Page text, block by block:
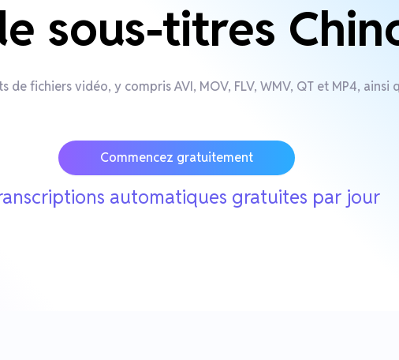
sous-titres
de fichiers vidéo, y compris AVI, MOV, FLV, WMV, QT et MP4,
Commencez gratuitement
automatiques gratuites par jour